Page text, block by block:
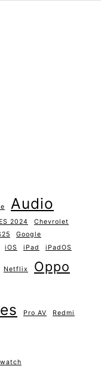
Audio
2024 Chevrolet
Google
iOS iPad iPadOS
Netflix Oppo
Pro AV Redmi